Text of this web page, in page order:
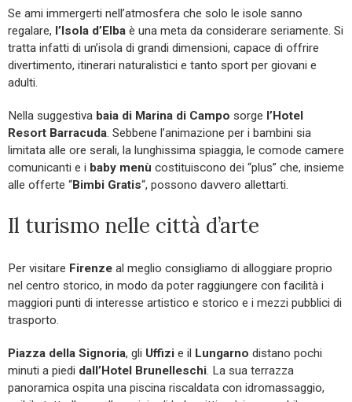
Se ami immergerti nell’atmosfera che solo le isole sanno
regalare, l’Isola d’Elba è una meta da considerare seriamente. Si
tratta infatti di un’isola di grandi dimensioni, capace di offrire
divertimento, itinerari naturalistici e tanto sport per giovani e
adulti.
Nella suggestiva baia di Marina di Campo sorge l’Hotel
Resort Barracuda. Sebbene l’animazione per i bambini sia
limitata alle ore serali, la lunghissima spiaggia, le comode camere
comunicanti e i baby menù costituiscono dei “plus” che, insieme
alle offerte “Bimbi Gratis“, possono davvero allettarti.
Il turismo nelle città d’arte
Per visitare Firenze al meglio consigliamo di alloggiare proprio
nel centro storico, in modo da poter raggiungere con facilità i
maggiori punti di interesse artistico e storico e i mezzi pubblici di
trasporto.
Piazza della Signoria, gli Uffizi e il Lungarno distano pochi
minuti a piedi dall’Hotel Brunelleschi. La sua terrazza
panoramica ospita una piscina riscaldata con idromassaggio,